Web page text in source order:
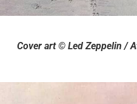
Cover art © Led Zeppelin /